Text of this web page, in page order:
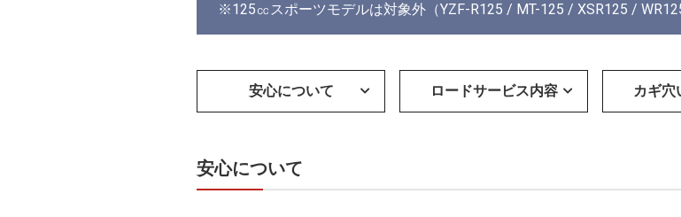
※125㏄スポーツモデルは対象外（YZF-R125 / MT-125 / XSR125 /
安心について ロードサービス内容 カギ穴
安心について